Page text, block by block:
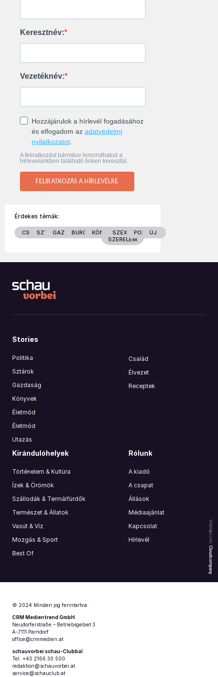
Keresztnév:
Vezetéknév:
Hozzájárulok a hírlevél fogadásához
és elfogadom az adatvédelmi
nyilatkozatot
A feliratkozást bármikor lemondhatod a
hírlevelünkben található linken keresztül.
FELIRATKOZÁS A HÍRLEVÉLRE
Érdekes témák:
CSALÁDSZTÁROKGAZDASÁGBURGENLANDKÖNYVEKSZEX &
SZERELEM
POLITIKA
ÚJ
Webfejlesztés:
Cloudcompany
Stories
Politika
Sztárok
Gazdaság
Könyvek
Életmód
Életmód
Utazás
Család
Élvezet
Receptek
Kirándulóhelyek
Történelem & Kultúra
Ízek & Örömök
Szállodák & Termálfürdők
Természet & Állatok
Vasút & Víz
Mozgás & Sport
Best Of
Rólunk
A kiadó
A csapat
Állások
Médiaajánlat
Kapcsolat
Hírlevél
© 2024 Minden jog fenntartva.
CRM Medientrend GmbH
Neudorferstraße – Betriebsgebiet 3
A-7111 Parndorf
office@crmmedien.at
schauvorbei schau-Clubbal
Tel. +43 2166 30 500
redaktion@schauvorbei.at
service@schauclub.at